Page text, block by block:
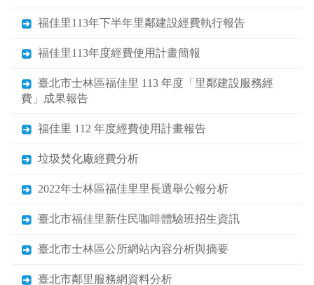
福佳里113年下半年里鄰建設經費執行報告
福佳里113年度經費使用計畫簡報
臺北市士林區福佳里 113 年度「里鄰建設服務經
費」成果報告
福佳里 112 年度經費使用計畫報告
垃圾焚化廠經費分析
2022年士林區福佳里里長選舉公報分析
臺北市福佳里新住民咖啡體驗班招生資訊
臺北市士林區公所網站內容分析與摘要
臺北市鄰里服務網資料分析